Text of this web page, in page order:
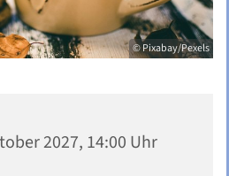
© Pixabay/Pexels
2027, 14:00 Uhr